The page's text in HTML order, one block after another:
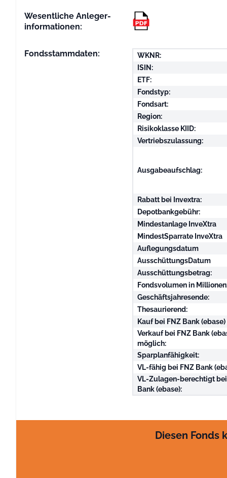
Wesentliche Anleger­
informationen:
Fondsstammdaten: WKNR:
ISIN:
ETF:
Fondstyp:
Fondsart:
Region:
Risikoklasse KIID:
Vertriebszulassung:
Ausgabeaufschlag:
Rabatt bei Invextra:
Depotbankgebühr:
Mindestanlage InveXtra
MindestSparrate InveXtra
Auflegungsdatum
AusschüttungsDatum
Ausschüttungsbetrag:
Fondsvolumen in
Geschäftsjahresende:
Thesaurierend:
Kauf bei FNZ Bank
Verkauf bei FNZ Bank
möglich:
Sparplanfähigkeit:
VL-fähig bei FNZ Bank
VL-Zulagen-berechtigt
Bank (ebase):
Diesen Fonds